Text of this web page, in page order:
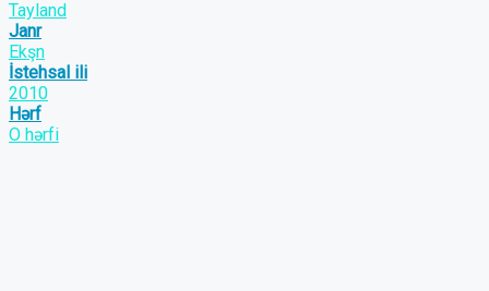
Tayland
Janr
Ekşn
İstehsal ili
2010
Hərf
O hərfi